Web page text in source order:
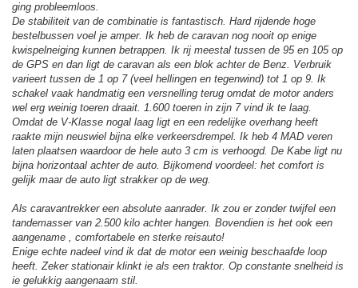
ging probleemloos.
De stabiliteit van de combinatie is fantastisch. Hard rijdende hoge
bestelbussen voel je amper. Ik heb de caravan nog nooit op enige
kwispelneiging kunnen betrappen. Ik rij meestal tussen de 95 en 105 op
de GPS en dan ligt de caravan als een blok achter de Benz. Verbruik
varieert tussen de 1 op 7 (veel hellingen en tegenwind) tot 1 op 9. Ik
schakel vaak handmatig een versnelling terug omdat de motor anders
wel erg weinig toeren draait. 1.600 toeren in zijn 7 vind ik te laag.
Omdat de V-Klasse nogal laag ligt en een redelijke overhang heeft
raakte mijn neuswiel bijna elke verkeersdrempel. Ik heb 4 MAD veren
laten plaatsen waardoor de hele auto 3 cm is verhoogd. De Kabe ligt nu
bijna horizontaal achter de auto. Bijkomend voordeel: het comfort is
gelijk maar de auto ligt strakker op de weg.
Als caravantrekker een absolute aanrader. Ik zou er zonder twijfel een
tandemasser van 2.500 kilo achter hangen. Bovendien is het ook een
aangename , comfortabele en sterke reisauto!
Enige echte nadeel vind ik dat de motor een weinig beschaafde loop
heeft. Zeker stationair klinkt ie als een traktor. Op constante snelheid is
ie gelukkig aangenaam stil.